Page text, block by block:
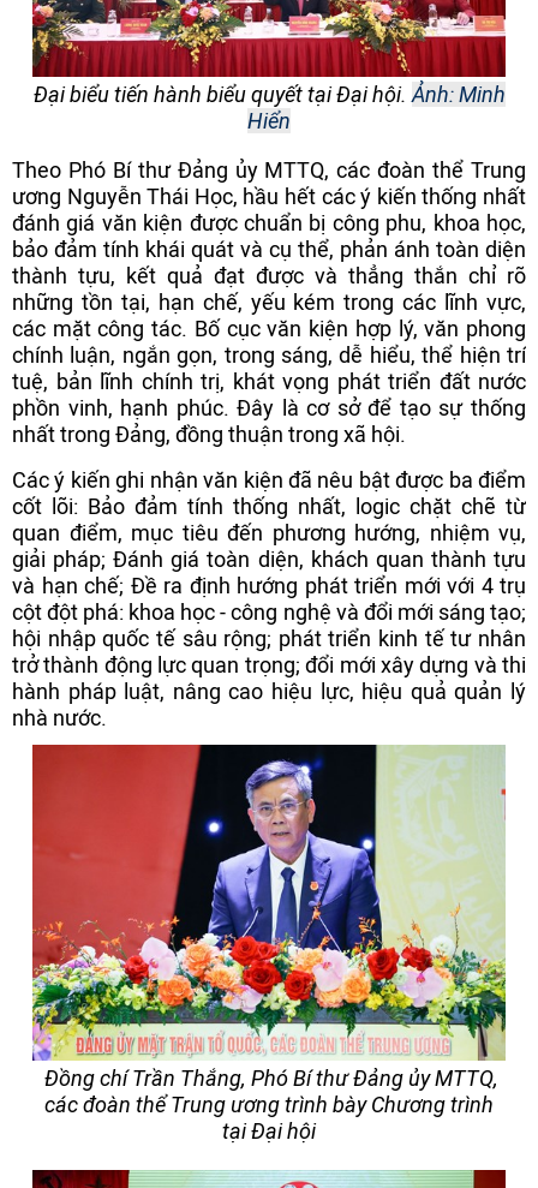
Đại biểu tiến hành biểu quyết tại Đại hội. Ảnh: Minh
Hiển
Theo Phó Bí thư Đảng ủy MTTQ, các đoàn thể Trung
ương Nguyễn Thái Học, hầu hết các ý kiến thống nhất
đánh giá văn kiện được chuẩn bị công phu, khoa học,
bảo đảm tính khái quát và cụ thể, phản ánh toàn diện
thành tựu, kết quả đạt được và thẳng thắn chỉ rõ
những tồn tại, hạn chế, yếu kém trong các lĩnh vực,
các mặt công tác. Bố cục văn kiện hợp lý, văn phong
chính luận, ngắn gọn, trong sáng, dễ hiểu, thể hiện trí
tuệ, bản lĩnh chính trị, khát vọng phát triển đất nước
phồn vinh, hạnh phúc. Đây là cơ sở để tạo sự thống
nhất trong Đảng, đồng thuận trong xã hội.
Các ý kiến ghi nhận văn kiện đã nêu bật được ba điểm
cốt lõi: Bảo đảm tính thống nhất, logic chặt chẽ từ
quan điểm, mục tiêu đến phương hướng, nhiệm vụ,
giải pháp; Đánh giá toàn diện, khách quan thành tựu
và hạn chế; Đề ra định hướng phát triển mới với 4 trụ
cột đột phá: khoa học - công nghệ và đổi mới sáng tạo;
hội nhập quốc tế sâu rộng; phát triển kinh tế tư nhân
trở thành động lực quan trọng; đổi mới xây dựng và thi
hành pháp luật, nâng cao hiệu lực, hiệu quả quản lý
nhà nước.
Đồng chí Trần Thắng, Phó Bí thư Đảng ủy MTTQ,
các đoàn thể Trung ương trình bày Chương trình
tại Đại hội